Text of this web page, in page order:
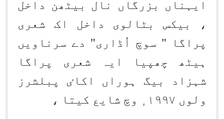
ایہناں بزرگاں نال بیٹھن داخل
، بیکس بٹالوی داخل اک شعری
پراگا " سوچ اُڈاری" دے سرناویں
ہیٹھ چھپیا ایہ شعری پراگا
شہزاد بیگ ہوراں اکاٸ پبلشرز
ولوں ١٩٩٧ ٕ وچ شایع کیتا ،